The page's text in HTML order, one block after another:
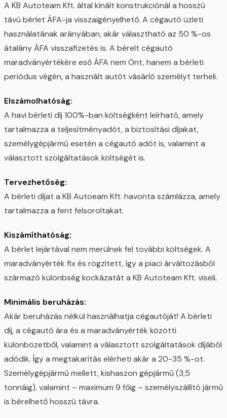
A KB Autoteam Kft. által kínált konstrukciónál a hosszú
távú bérlet ÁFA-ja visszaigényelhető. A cégautó üzleti
használatának arányában, akár választható az 50 %-os
átalány ÁFA visszafizetés is. A bérelt cégautó
maradványértékére eső ÁFA nem Önt, hanem a bérleti
periódus végén, a használt autót vásárló személyt terheli.
Elszámolhatóság:
A havi bérleti díj 100%-ban költségként leírható, amely
tartalmazza a teljesítményadót, a biztosítási díjakat,
személygépjármű esetén a cégautó adót is, valamint a
választott szolgáltatások költségét is.
Tervezhetőség:
A bérleti díjat a KB Autoeam Kft. havonta számlázza, amely
tartalmazza a fent felsoroltakat.
Kiszámíthatóság:
A bérlet lejártával nem merülnek fel további költségek. A
maradványérték fix és rögzített, így a piaci árváltozásból
származó különbség kockázatát a KB Autoteam Kft. viseli.
Minimális beruházás:
Akár beruházás nélkül használhatja cégautóját! A bérleti
díj, a cégautó ára és a maradványérték közötti
különbözetből, valamint a választott szolgáltatások díjából
adódik. Így a megtakarítás elérheti akár a 20-35 %-ot.
Személygépjármű mellett, kishaszon gépjármű (3,5
tonnáig), valamint – maximum 9 főig – személyszállító jármű
is bérelhető hosszú távra.